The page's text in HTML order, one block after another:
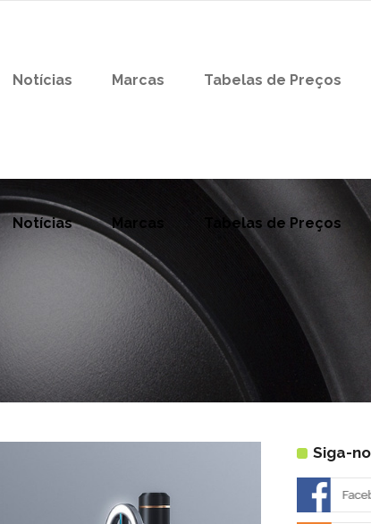
Notícias Marcas Tabelas de Preços
Notícias Marcas Tabelas de Preços
Siga-